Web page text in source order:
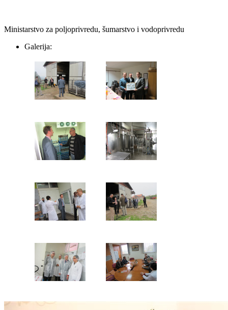
Ministarstvo za poljoprivredu, šumarstvo i vodoprivredu
Galerija: